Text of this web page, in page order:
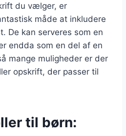
du vælger, er
måde at inkludere
De kan serveres som en
endda som en del af en
mange muligheder er der
opskrift, der passer til
til børn: